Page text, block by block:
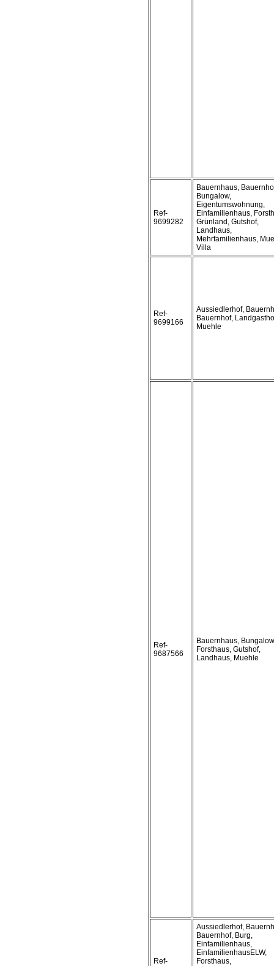
Ref-
9699282
Bauernhaus,
Bungalow,
Eigentumswohnung,
Einfamilienhaus,
Grünland, Gutshof,
Landhaus,
Mehrfamilienhaus,
Villa
Ref-
9699166
Aussiedlerhof,
Bauernhof,
Muehle
Ref-
9687566
Bauernhaus,
Forsthaus, Gutshof,
Landhaus, Muehle
Ref-
Aussiedlerhof,
Bauernhof, Burg,
Einfamilienhaus,
EinfamilienhausELW,
Forsthaus,